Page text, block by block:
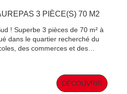
3 PIÈCE(S) 70 M2
! Superbe 3 pièces de 70 m² à
dans le quartier recherché du
des commerces et des
avec ascenseur. Le gros point
d'un ravalement
achetez l'esprit tranquille, sans
DÉCOUVRIR